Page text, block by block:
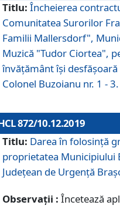
Titlu: Încheierea
Comunitatea Surorilor
Familii Mallersdorf",
Muzică "Tudor Ciortea",
învățământ îşi
Colonel Buzoianu nr. 1 - 3.
872/10.12.2019
Titlu: Darea în folosinţă
proprietatea Municipiului
Judeţean de Urgenţă
Observații : Încetează